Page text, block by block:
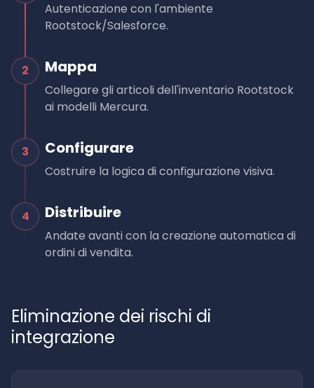
Autenticazione con l'ambiente
Rootstock/Salesforce.
2 Mappa
Collegare gli articoli dell'inventario Rootstock
ai modelli Mercura.
3 Configurare
Costruire la logica di configurazione visiva.
4 Distribuire
Andate avanti con la creazione automatica di
ordini di vendita.
Eliminazione dei rischi di
integrazione